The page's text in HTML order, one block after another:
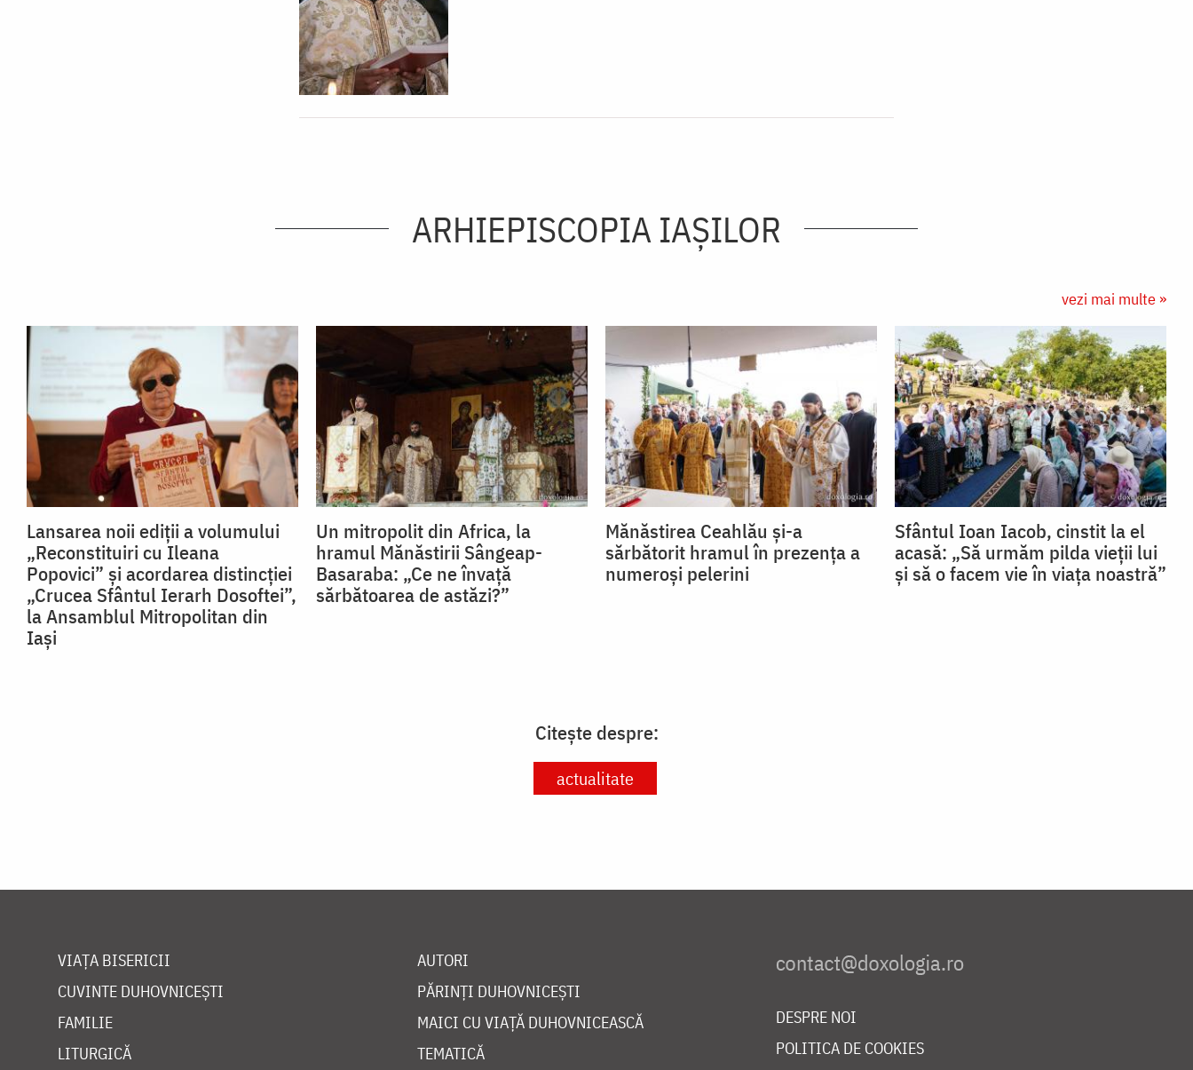
ARHIEPISCOPIA IAŞILOR
vezi mai multe »
Lansarea noii ediții a volumului
„Reconstituiri cu Ileana
Popovici” și acordarea distincției
„Crucea Sfântul Ierarh Dosoftei”,
la Ansamblul Mitropolitan din
Iași
Un mitropolit din Africa, la
hramul Mănăstirii Sângeap-
Basaraba: „Ce ne învață
sărbătoarea de astăzi?”
Mănăstirea Ceahlău și-a
sărbătorit hramul în prezența a
numeroși pelerini
Sfântul Ioan Iacob, cinstit la el
acasă: „Să urmăm pilda vieții lui
și să o facem vie în viața noastră”
Citește despre:
actualitate
VIAȚA BISERICII
CUVINTE DUHOVNICEȘTI
FAMILIE
LITURGICĂ
AUTORI
PĂRINȚI DUHOVNICEȘTI
MAICI CU VIAȚĂ DUHOVNICEASCĂ
TEMATICĂ
DESPRE NOI
POLITICA DE COOKIES